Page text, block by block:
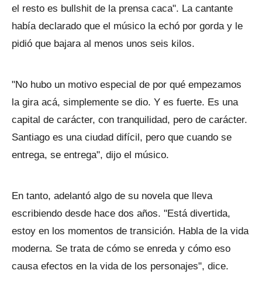
el resto es bullshit de la prensa caca". La cantante
había declarado que el músico la echó por gorda y le
pidió que bajara al menos unos seis kilos.
"No hubo un motivo especial de por qué empezamos
la gira acá, simplemente se dio. Y es fuerte. Es una
capital de carácter, con tranquilidad, pero de carácter.
Santiago es una ciudad difícil, pero que cuando se
entrega, se entrega", dijo el músico.
En tanto, adelantó algo de su novela que lleva
escribiendo desde hace dos años. "Está divertida,
estoy en los momentos de transición. Habla de la vida
moderna. Se trata de cómo se enreda y cómo eso
causa efectos en la vida de los personajes", dice.